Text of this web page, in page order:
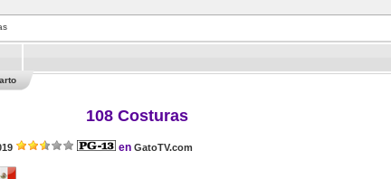
108 Costuras
en GatoTV.com